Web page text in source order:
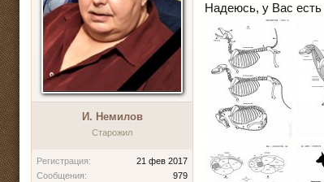
И. Немилов
Старожил
Регистрация:
21 фев 2017
Сообщения:
979
Надеюсь, у Вас есть